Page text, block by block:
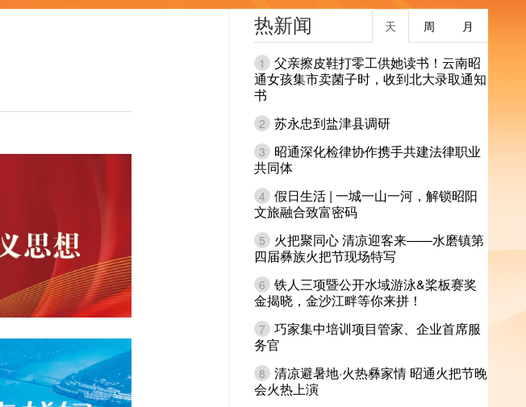
热新闻 月
周
天
1
父亲擦皮鞋打零工供她读书！云南昭
通女孩集市卖菌子时，收到北大录取通知
书
2 苏永忠到盐津县调研
3
昭通深化检律协作携手共建法律职业
共同体
4 假日生活 | 一城一山一河，解锁昭阳
文旅融合致富密码
5
火把聚同心 清凉迎客来——水磨镇第
四届彝族火把节现场特写
6 铁人三项暨公开水域游泳&桨板赛奖
金揭晓，金沙江畔等你来拼！
7 巧家集中培训项目管家、企业首席服
务官
8 清凉避暑地·火热彝家情 昭通火把节晚
会火热上演